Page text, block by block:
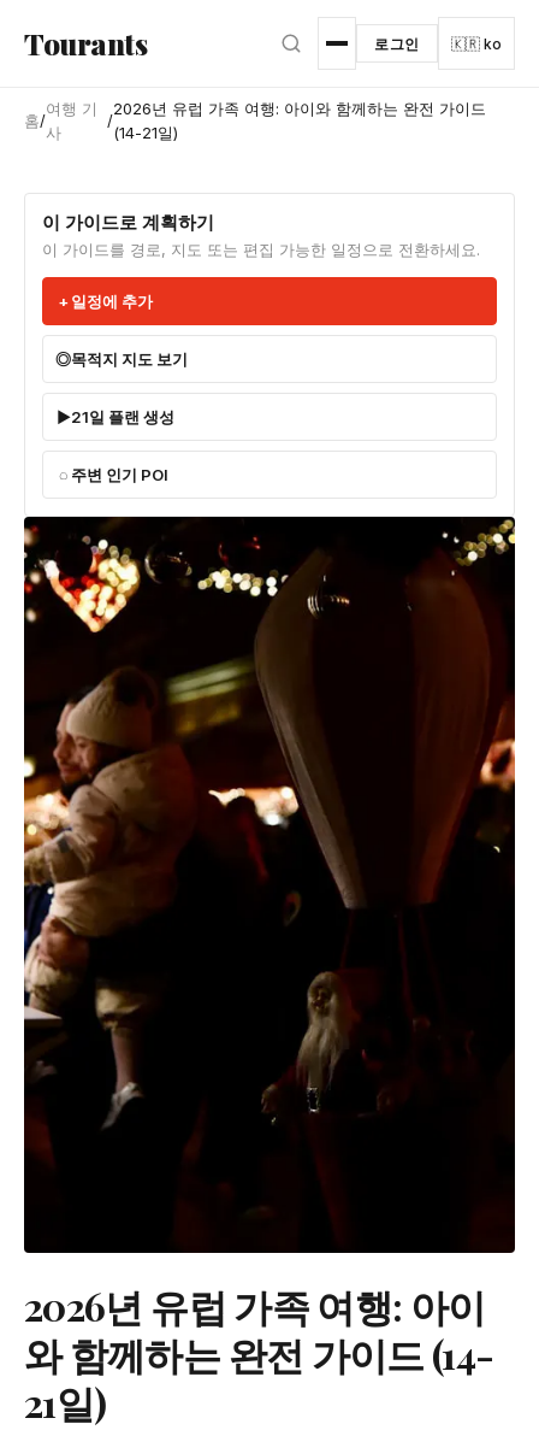
Tourants 로그인 🇰🇷 ko
홈/
여행 기
사
/
2026년 유럽 가족 여행: 아이와 함께하는 완전 가이드
(14-21일)
이 가이드로 계획하기
이 가이드를 경로, 지도 또는 편집 가능한 일정으로 전환하세요.
일정에 추가
목적지 지도 보기
21일 플랜 생성
주변 인기 POI
2026년 유럽 가족 여행: 아이
와 함께하는 완전 가이드 (14-
21일)